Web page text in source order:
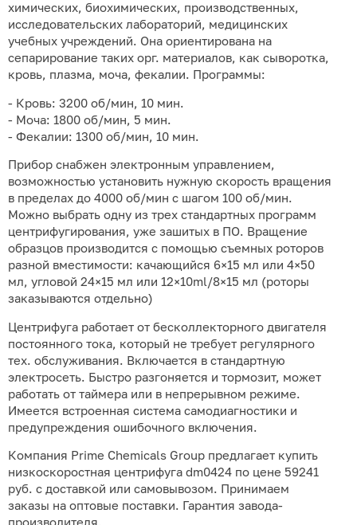
химических, биохимических, производственных,
исследовательских лабораторий, медицинских
учебных учреждений. Она ориентирована на
сепарирование таких орг. материалов, как сыворотка,
кровь, плазма, моча, фекалии. Программы:
- Кровь: 3200 об/мин, 10 мин.
- Моча: 1800 об/мин, 5 мин.
- Фекалии: 1300 об/мин, 10 мин.
Прибор снабжен электронным управлением,
возможностью установить нужную скорость вращения
в пределах до 4000 об/мин с шагом 100 об/мин.
Можно выбрать одну из трех стандартных программ
центрифугирования, уже зашитых в ПО. Вращение
образцов производится с помощью съемных роторов
разной вместимости: качающийся 6×15 мл или 4×50
мл, угловой 24×15 мл или 12×10ml/8×15 мл (роторы
заказываются отдельно)
Центрифуга работает от бесколлекторного двигателя
постоянного тока, который не требует регулярного
тех. обслуживания. Включается в стандартную
электросеть. Быстро разгоняется и тормозит, может
работать от таймера или в непрерывном режиме.
Имеется встроенная система самодиагностики и
предупреждения ошибочного включения.
Компания Prime Chemicals Group предлагает купить
низкоскоростная центрифуга dm0424 по цене 59241
руб. с доставкой или самовывозом. Принимаем
заказы на оптовые поставки. Гарантия завода-